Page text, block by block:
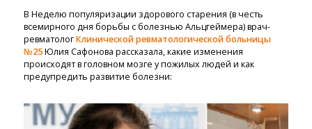
В Неделю популяризации здорового старения (в честь
всемирного дня борьбы с болезнью Альцгеймера) врач-
ревматологКлинической ревматологической больницы
№25Юлия Сафонова рассказала, какие изменения
происходят в головном мозге у пожилых людей и как
предупредить развитие болезни: